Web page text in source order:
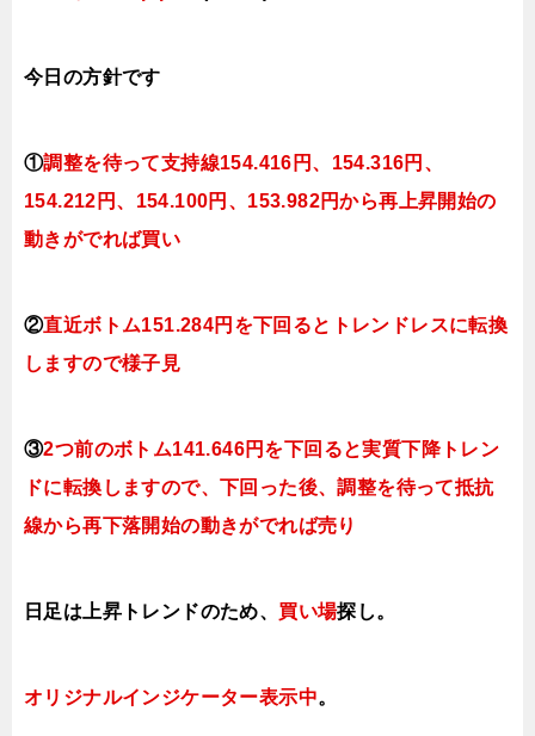
今日 の方針です
①調整を待って支持線154.416 円、154.316円 、
154.212円、154.100円、153.982円から再上昇開始の
動きがでれば買い
②直近ボトム151.284円を下回るとトレンドレスに転換
しますので様子見
③2つ前のボトム141.646円を下回ると実質下降トレン
ドに転換 しますので、下回った後、調整を待って抵抗
線から再下落開始の動きがでれば売り
日足は上昇トレンドのため、 買い場探し。
オリジナルインジケーター表示中。